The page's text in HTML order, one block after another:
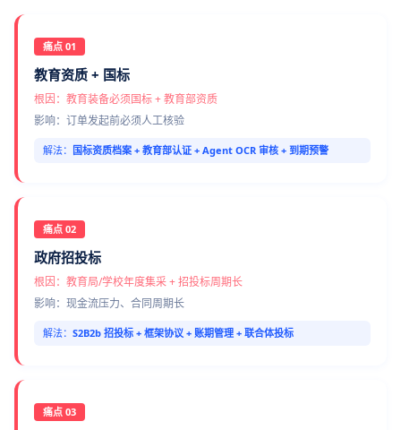
痛点 01
教育资质 + 国标
根因：教育装备必须国标 + 教育部资质
影响：订单发起前必须人工核验
解法： 国标资质档案 + 教育部认证 + Agent OCR 审核 + 到期预警
痛点 02
政府招投标
根因：教育局/学校年度集采 + 招投标周期长
影响：现金流压力、合同周期长
解法： S2B2b 招投标 + 框架协议 + 账期管理 + 联合体投标
痛点 03